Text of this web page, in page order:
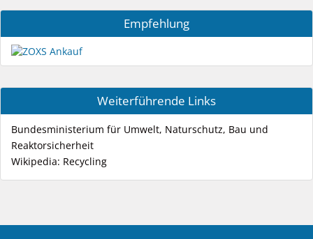
Empfehlung
Weiterführende Links
Bundesministerium für Umwelt, Naturschutz, Bau und
Reaktorsicherheit
Wikipedia: Recycling